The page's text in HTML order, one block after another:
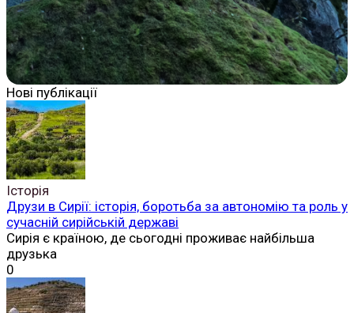
Нові публікації
Історія
Друзи в Сирії: історія, боротьба за автономію та роль у
сучасній сирійській державі
Сирія є країною, де сьогодні проживає найбільша
друзька
0